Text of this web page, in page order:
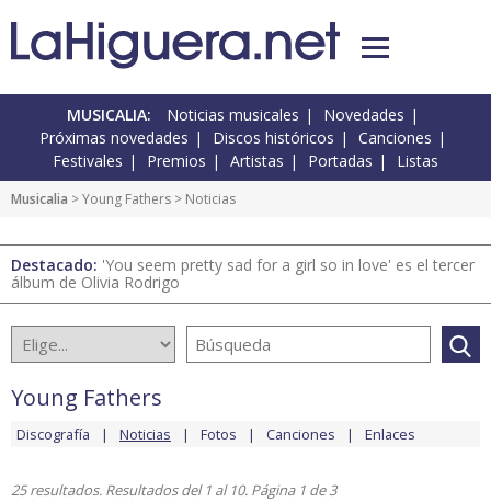
MUSICALIA: Noticias musicales
Novedades
Próximas novedades
Discos históricos
Canciones
Festivales
Premios Artistas Portadas Listas
Musicalia >Young Fathers > Noticias
Destacado: 'You seem pretty sad for a girl so in love' es el tercer
álbum de Olivia Rodrigo
Young Fathers
Discografía Noticias Fotos Canciones Enlaces
25 resultados. Resultados del 1 al 10. Página 1 de 3